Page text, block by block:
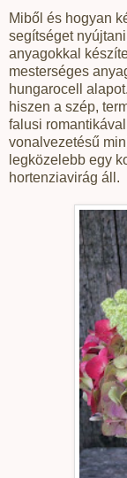
Miből és hogyan
segítséget
anyagokkal
mesterséges
hungarocell
hiszen a szép,
falusi
vonalvezetésű
legközelebb egy
hortenziavirág áll.